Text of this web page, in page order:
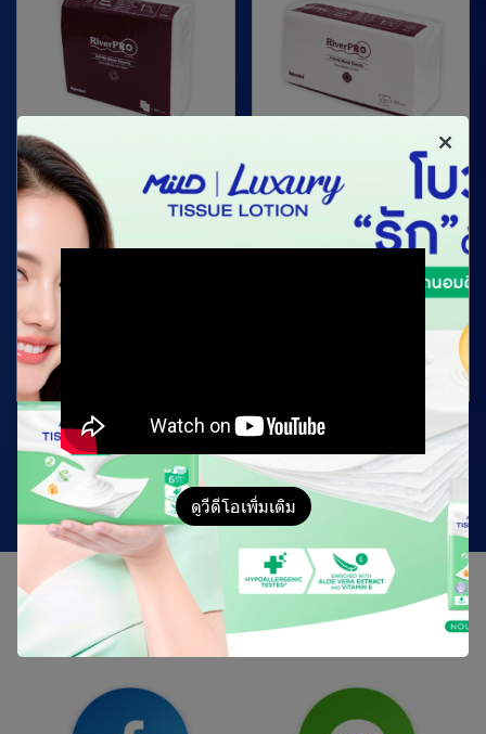
RiverPRO ริเวอร์โปร์
กระดาษเช็ดมือ Z-Fold
สเปเชียล
1 ชั้น 250 แผ่น (1x16)
RiverPRO ริเวอร์โปร์
กระดาษเช็ดมือสี
ธรรมชาติ วี-โฟลด์ สเป
1 ชั้น 300 แผ่น (1x24)
ดูเพิ่มเติม
อสิน
ดูวีดีโอเพิ่มเติม